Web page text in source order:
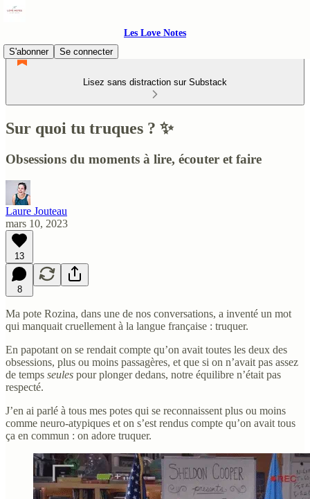
Les Love Notes
S'abonner
Se connecter
Lisez sans distraction sur Substack
Sur quoi tu truques ? ✨
Obsessions du moments à lire, écouter et faire
Laure Jouteau
mars 10, 2023
13
8
Ma pote Rozina, dans une de nos conversations, a inventé un mot
qui manquait cruellement à la langue française : truquer.
En papotant on se rendait compte qu’on avait toutes les deux des
obsessions, plus ou moins passagères, et que si on n’avait pas assez
de temps seules pour plonger dedans, notre équilibre n’était pas
respecté.
J’en ai parlé à tous mes potes qui se reconnaissent plus ou moins
comme neuro-atypiques et on s’est rendus compte qu’on avait tous
ça en commun : on adore truquer.